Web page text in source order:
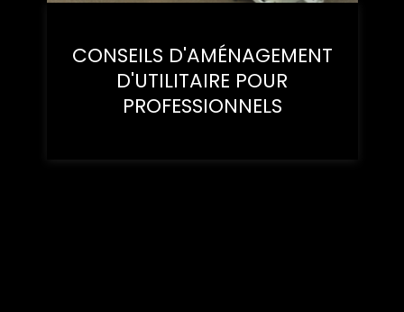
CONSEILS D'AMÉNAGEMENT
D'UTILITAIRE POUR
PROFESSIONNELS